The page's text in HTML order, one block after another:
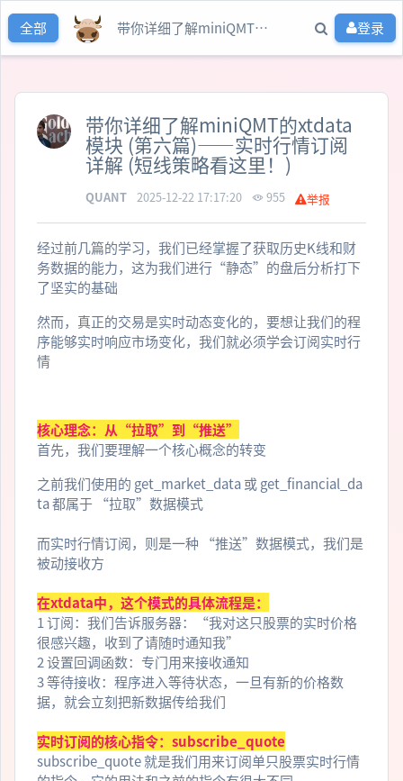
全部 带你详细了解miniQMT的xtdata模块 (第六篇)——实时行情订阅详解 (短线策略看这里！) 登录
带你详细了解miniQMT的xtdata
模块 (第六篇)——实时行情订阅
详解 (短线策略看这里！)
QUANT 2025-12-22 17:17:20 955 举报
经过前几篇的学习，我们已经掌握了获取历史K线和财
务数据的能力，这为我们进行“静态”的盘后分析打下
了坚实的基础
然而，真正的交易是实时动态变化的，要想让我们的程
序能够实时响应市场变化，我们就必须学会订阅实时行
情
核心理念：从“拉取”到“推送”
首先，我们要理解一个核心概念的转变
之前我们使用的 get_market_data 或 get_financial_da
ta 都属于 “拉取”数据模式
而实时行情订阅，则是一种 “推送”数据模式，我们是
被动接收方
在xtdata中，这个模式的具体流程是：
1 订阅：我们告诉服务器：“我对这只股票的实时价格
很感兴趣，收到了请随时通知我”
2 设置回调函数：专门用来接收通知
3 等待接收：程序进入等待状态，一旦有新的价格数
据，就会立刻把新数据传给我们
实时订阅的核心指令：subscribe_quote
subscribe_quote 就是我们用来订阅单只股票实时行情